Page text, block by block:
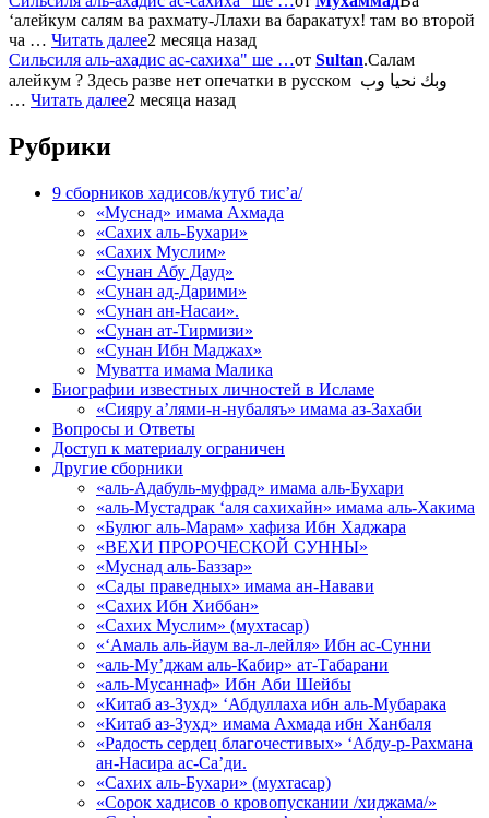
‘алейкум салям ва рахмату-Ллахи ва баракатух! там во второй
ча … Читать далее2 месяца назад
Сильсиля аль-ахадис ас-сахиха" ше …от Sultan.Салам
алейкум ? Здесь разве нет опечатки в русском وبك نحيا وب
… Читать далее2 месяца назад
Рубрики
9 сборников хадисов/кутуб тис’а/
«Муснад» имама Ахмада
«Сахих аль-Бухари»
«Сахих Муслим»
«Сунан Абу Дауд»
«Сунан ад-Дарими»
«Сунан ан-Насаи».
«Сунан ат-Тирмизи»
«Сунан Ибн Маджах»
Муватта имама Малика
Биографии известных личностей в Исламе
«Сияру а’лями-н-нубаляъ» имама аз-Захаби
Вопросы и Ответы
Доступ к материалу ограничен
Другие сборники
«аль-Адабуль-муфрад» имама аль-Бухари
«аль-Мустадрак ‘аля сахихайн» имама аль-Хакима
«Булюг аль-Марам» хафиза Ибн Хаджара
«ВЕХИ ПРОРОЧЕСКОЙ СУННЫ»
«Муснад аль-Баззар»
«Сады праведных» имама ан-Навави
«Сахих Ибн Хиббан»
«Сахих Муслим» (мухтасар)
«‘Амаль аль-йаум ва-л-лейля» Ибн ас-Сунни
«аль-Му’джам аль-Кабир» ат-Табарани
«аль-Мусаннаф» Ибн Аби Шейбы
«Китаб аз-Зухд» ‘Абдуллаха ибн аль-Мубарака
«Китаб аз-Зухд» имама Ахмада ибн Ханбаля
«Радость сердец благочестивых» ‘Абду-р-Рахмана
ан-Насира ас-Са’ди.
«Сахих аль-Бухари» (мухтасар)
«Сорок хадисов о кровопускании /хиджама/»